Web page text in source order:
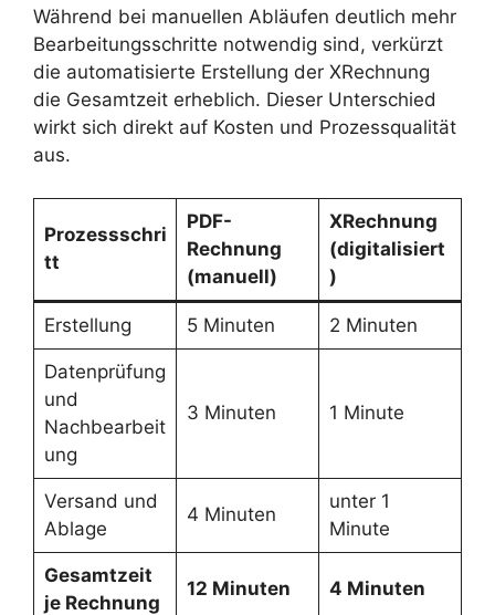
Während bei manuellen Abläufen deutlich mehr
Bearbeitungsschritte notwendig sind, verkürzt
die automatisierte Erstellung der XRechnung
die Gesamtzeit erheblich. Dieser Unterschied
wirkt sich direkt auf Kosten und Prozessqualität
aus.
Prozessschri
tt
PDF-
Rechnung
(manuell)
XRechnung
(digitalisiert
)
Erstellung 5 Minuten 2 Minuten
Datenprüfung
und
Nachbearbeit
ung
3 Minuten 1 Minute
Versand und
Ablage
4 Minuten
unter 1
Minute
Gesamtzeit
je Rechnung
12 Minuten 4 Minuten